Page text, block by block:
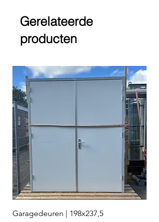
Gerelateerde
producten
Garagedeuren | 198x237,5